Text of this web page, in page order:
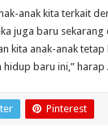
anak kita terkait
juga baru
kita anak-anak
baru ini,” harap
Pinterest